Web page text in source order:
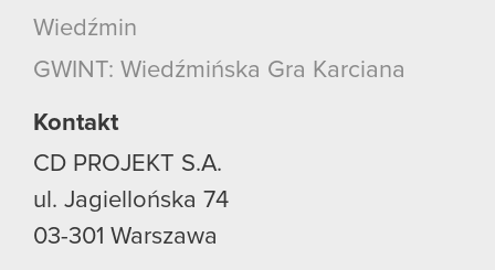
Wiedźmin
GWINT: Wiedźmińska Gra Karciana
Kontakt
CD PROJEKT S.A.
ul. Jagiellońska 74
03-301 Warszawa